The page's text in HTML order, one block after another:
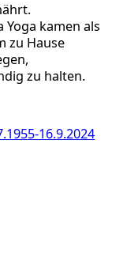
kamen als
zu Hause
zu halten.
16.9.2024